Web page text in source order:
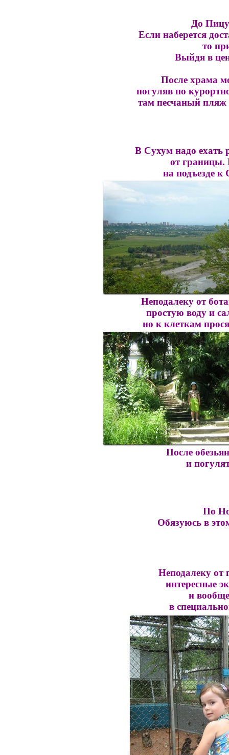
До
Если наберется
то
Выйдя в
После храма
погуляв по
там песчаный пляж
В Сухум надо ехать
от границы.
на подъезде к
Неподалеку от
простую воду и
но к клеткам
После
и
По
Обязуюсь в
Неподалеку от
интересные
и
в